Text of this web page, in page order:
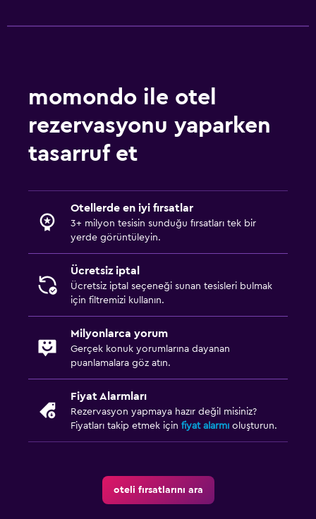
momondo ile otel
rezervasyonu yaparken
tasarruf et
Otellerde en iyi fırsatlar
3+ milyon tesisin sunduğu fırsatları tek bir
yerde görüntüleyin.
Ücretsiz iptal
Ücretsiz iptal seçeneği sunan tesisleri bulmak
için filtremizi kullanın.
Milyonlarca yorum
Gerçek konuk yorumlarına dayanan
puanlamalara göz atın.
Fiyat Alarmları
Rezervasyon yapmaya hazır değil misiniz?
Fiyatları takip etmek için fiyat alarmı oluşturun.
oteli fırsatlarını ara